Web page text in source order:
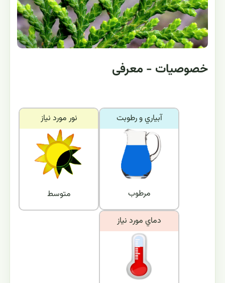
خصوصیات - معرفی
نور مورد نياز
متوسط
آبياري و رطوبت
مرطوب
دماي مورد نياز